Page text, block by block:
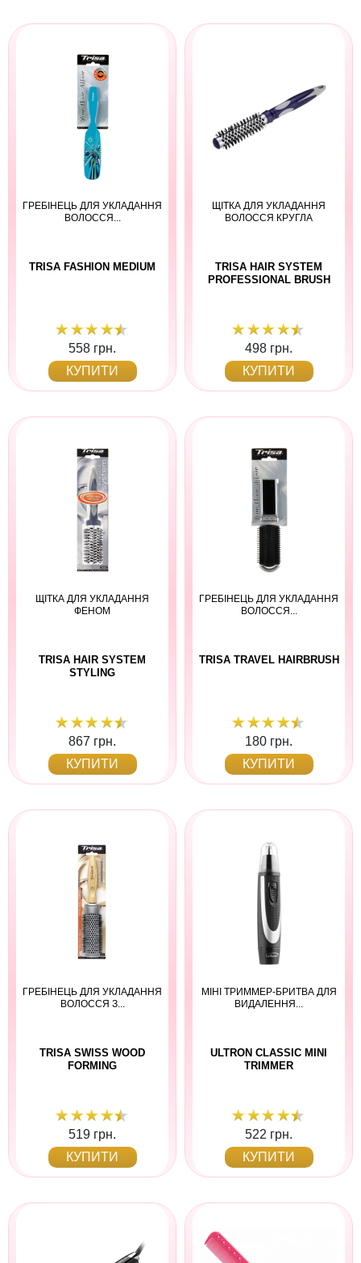
ГРЕБІНЕЦЬ ДЛЯ УКЛАДАННЯ
ВОЛОССЯ...
TRISA FASHION MEDIUM
558 грн.
КУПИТИ
ЩІТКА ДЛЯ УКЛАДАННЯ
ВОЛОССЯ КРУГЛА
TRISA HAIR SYSTEM
PROFESSIONAL BRUSH
498 грн.
КУПИТИ
ЩІТКА ДЛЯ УКЛАДАННЯ
ФЕНОМ
TRISA HAIR SYSTEM
STYLING
867 грн.
КУПИТИ
ГРЕБІНЕЦЬ ДЛЯ УКЛАДАННЯ
ВОЛОССЯ...
TRISA TRAVEL HAIRBRUSH
180 грн.
КУПИТИ
ГРЕБІНЕЦЬ ДЛЯ УКЛАДАННЯ
ВОЛОССЯ З...
TRISA SWISS WOOD
FORMING
519 грн.
КУПИТИ
МІНІ ТРИММЕР-БРИТВА ДЛЯ
ВИДАЛЕННЯ...
ULTRON CLASSIC MINI
TRIMMER
522 грн.
КУПИТИ